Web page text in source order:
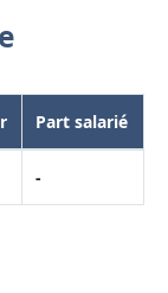
Part salarié
-